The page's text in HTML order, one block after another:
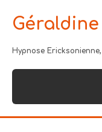
Géraldine
Hypnose